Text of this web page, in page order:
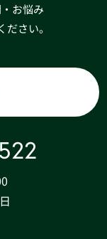
お悩み
さい。